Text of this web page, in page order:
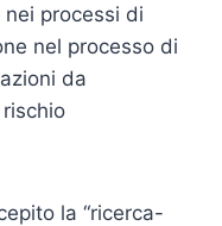
processi di
nel processo di
da
la “ricerca-